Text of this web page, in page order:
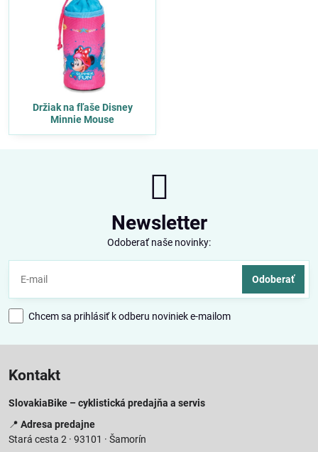
Držiak na fľaše Disney
Minnie Mouse
Newsletter
Odoberať naše novinky:
Odoberať
Chcem sa prihlásiť k odberu noviniek e-mailom
Kontakt
SlovakiaBike – cyklistická predajňa a servis
📍 Adresa predajne
Stará cesta 2 · 93101 · Šamorín